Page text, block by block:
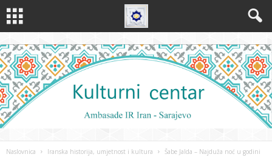
Naslovnica Iranska historija, umjetnost i kultura Šabe Jalda – Najduža noć u godini